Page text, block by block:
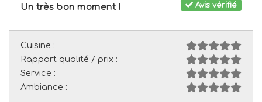
Avis vérifié
Un très bon moment !
Cuisine :
Rapport qualité / prix :
Service :
Ambiance :